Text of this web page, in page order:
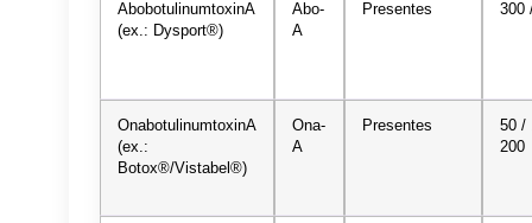
AbobotulinumtoxinA
(ex.: Dysport®)
Abo-
A
Presentes 300
OnabotulinumtoxinA
(ex.:
Botox®/Vistabel®)
Ona-
A
Presentes
50 /
200